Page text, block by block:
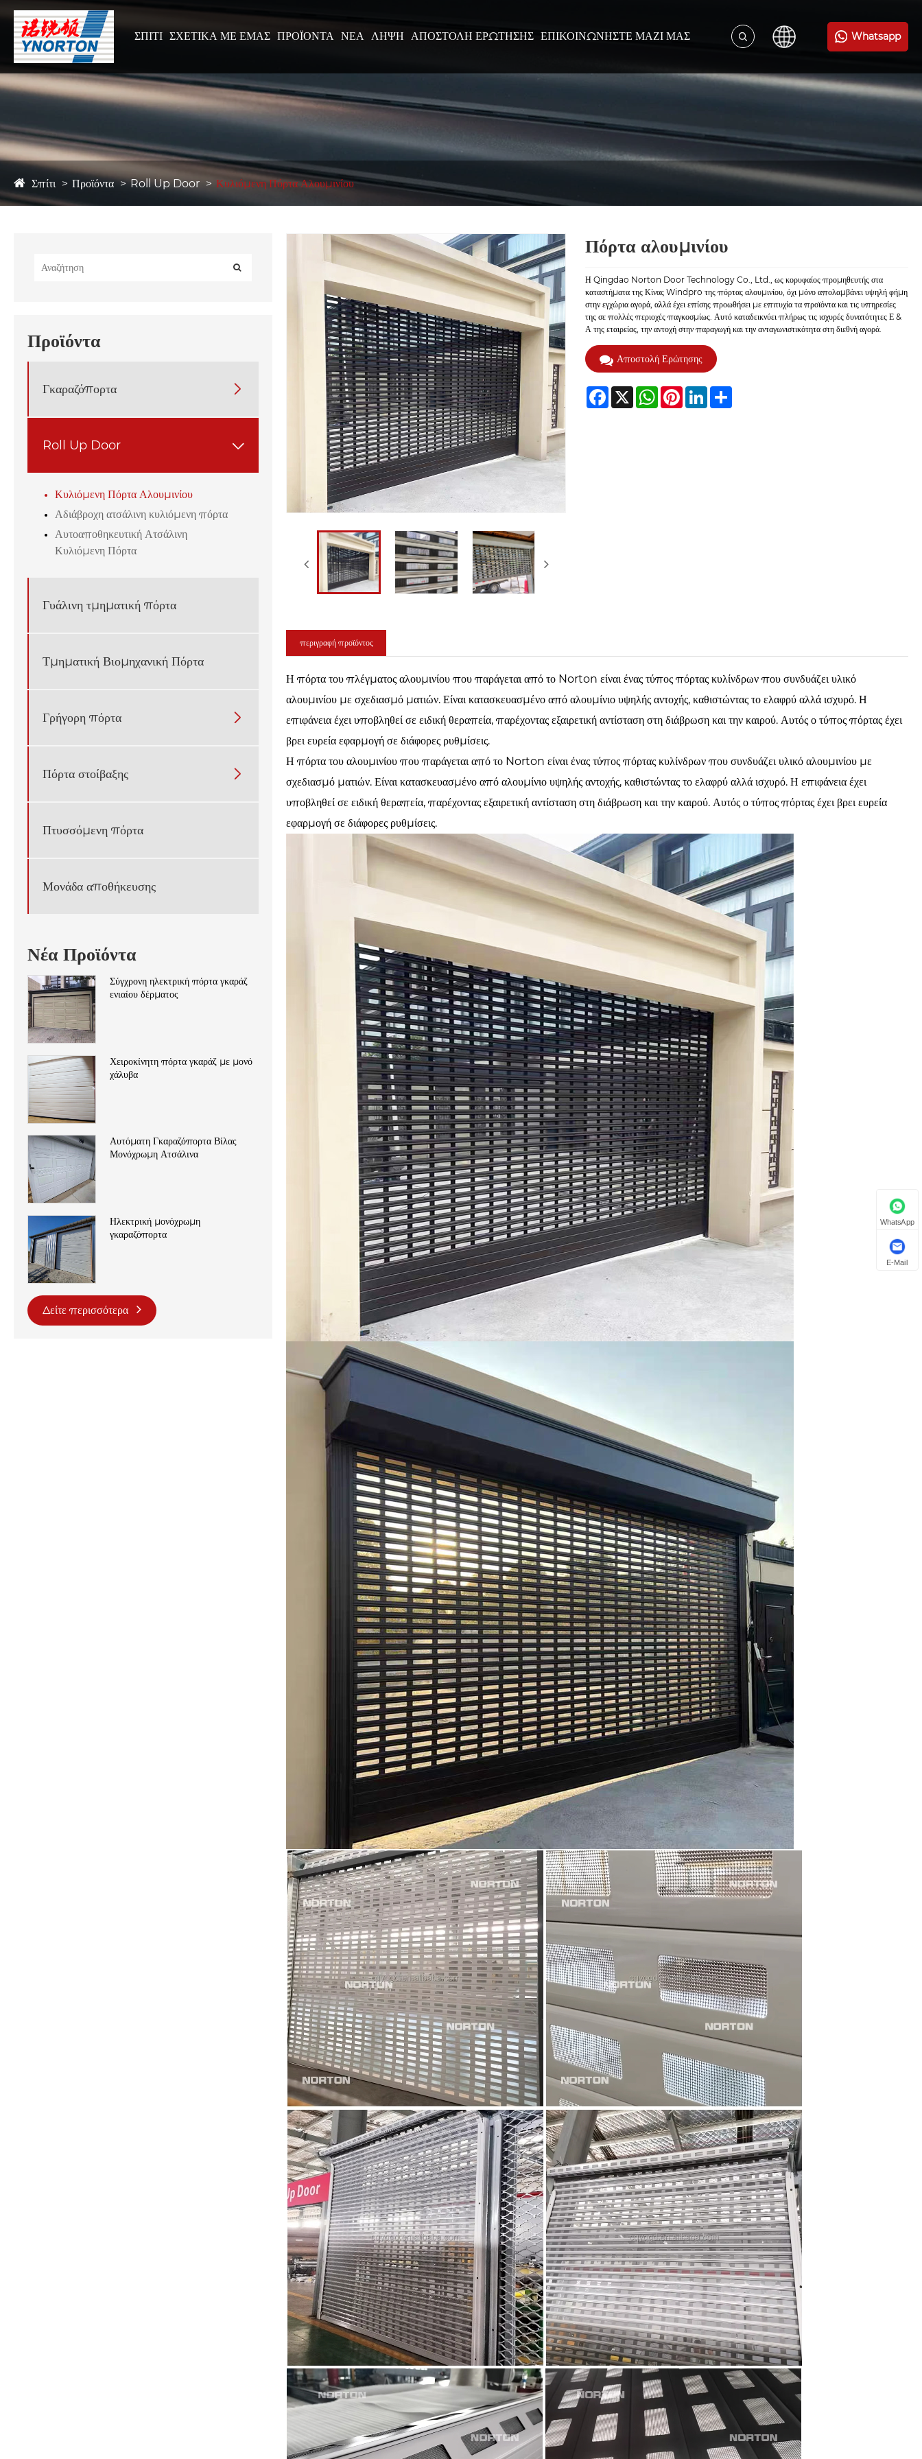
ΣΠΊΤΙ ΣΧΕΤΙΚΆ ΜΕ ΕΜΆΣ ΠΡΟΪΌΝΤΑ ΝΈΑ ΛΉΨΗ ΑΠΟΣΤΟΛΉ ΕΡΏΤΗΣΗΣ ΕΠΙΚΟΙΝΩΝΉΣΤΕ ΜΑΖΊ ΜΑΣ Whatsapp
Σπίτι Προϊόντα Roll Up Door Κυλιόμενη Πόρτα Αλουμινίου
Προϊόντα
Γκαραζόπορτα 
Roll Up Door 
Κυλιόμενη Πόρτα Αλουμινίου
Αδιάβροχη ατσάλινη κυλιόμενη πόρτα
Αυτοαποθηκευτική Ατσάλινη
Κυλιόμενη Πόρτα
Γυάλινη τμηματική πόρτα
Τμηματική Βιομηχανική Πόρτα
Γρήγορη πόρτα 
Πόρτα στοίβαξης 
Πτυσσόμενη πόρτα
Μονάδα αποθήκευσης
Νέα Προϊόντα
Σύγχρονη ηλεκτρική πόρτα γκαράζ
ενιαίου δέρματος
Χειροκίνητη πόρτα γκαράζ με μονό
χάλυβα
Αυτόματη Γκαραζόπορτα Βίλας
Μονόχρωμη Ατσάλινα
Ηλεκτρική μονόχρωμη
γκαραζόπορτα
Δείτε περισσότερα
Πόρτα αλουμινίου
Η Qingdao Norton Door Technology Co., Ltd., ως κορυφαίος προμηθευτής στα
καταστήματα της Κίνας Windpro της πόρτας αλουμινίου, όχι μόνο απολαμβάνει υψηλή φήμη
στην εγχώρια αγορά, αλλά έχει επίσης προωθήσει με επιτυχία τα προϊόντα και τις υπηρεσίες
της σε πολλές περιοχές παγκοσμίως. Αυτό καταδεικνύει πλήρως τις ισχυρές δυνατότητες Ε &
Α της εταιρείας, την αντοχή στην παραγωγή και την ανταγωνιστικότητα στη διεθνή αγορά.
Αποστολή Ερώτησης
Facebook
X WhatsAppPinterestLinkedInShare
περιγραφή προϊόντος
Η πόρτα του πλέγματος αλουμινίου που παράγεται από το Norton είναι ένας τύπος πόρτας κυλίνδρων που συνδυάζει υλικό
αλουμινίου με σχεδιασμό ματιών. Είναι κατασκευασμένο από αλουμίνιο υψηλής αντοχής, καθιστώντας το ελαφρύ αλλά ισχυρό. Η
επιφάνεια έχει υποβληθεί σε ειδική θεραπεία, παρέχοντας εξαιρετική αντίσταση στη διάβρωση και την καιρού. Αυτός ο τύπος πόρτας έχει
βρει ευρεία εφαρμογή σε διάφορες ρυθμίσεις.
Η πόρτα του αλουμινίου που παράγεται από το Norton είναι ένας τύπος πόρτας κυλίνδρων που συνδυάζει υλικό αλουμινίου με
σχεδιασμό ματιών. Είναι κατασκευασμένο από αλουμίνιο υψηλής αντοχής, καθιστώντας το ελαφρύ αλλά ισχυρό. Η επιφάνεια έχει
υποβληθεί σε ειδική θεραπεία, παρέχοντας εξαιρετική αντίσταση στη διάβρωση και την καιρού. Αυτός ο τύπος πόρτας έχει βρει ευρεία
εφαρμογή σε διάφορες ρυθμίσεις.
WhatsApp
E-Mail